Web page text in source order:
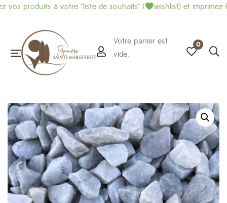
à votre “liste de souhaits” ( wishlist) et imprimez-là pour
Votre panier est
vide.
0